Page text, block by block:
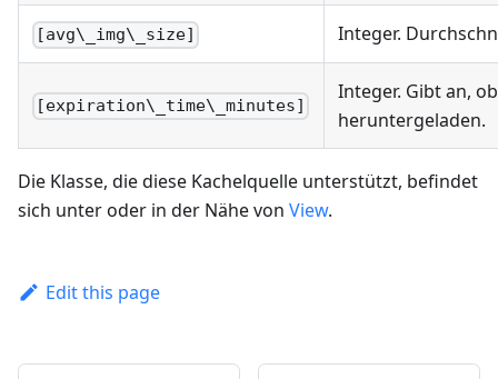
[avg\_img\_size] Integer.
[expiration\_time\_minutes]
Integer. Gibt an,
heruntergeladen.
Die Klasse, die diese Kachelquelle unterstützt, befindet
sich unter oder in der Nähe von View.
Edit this page